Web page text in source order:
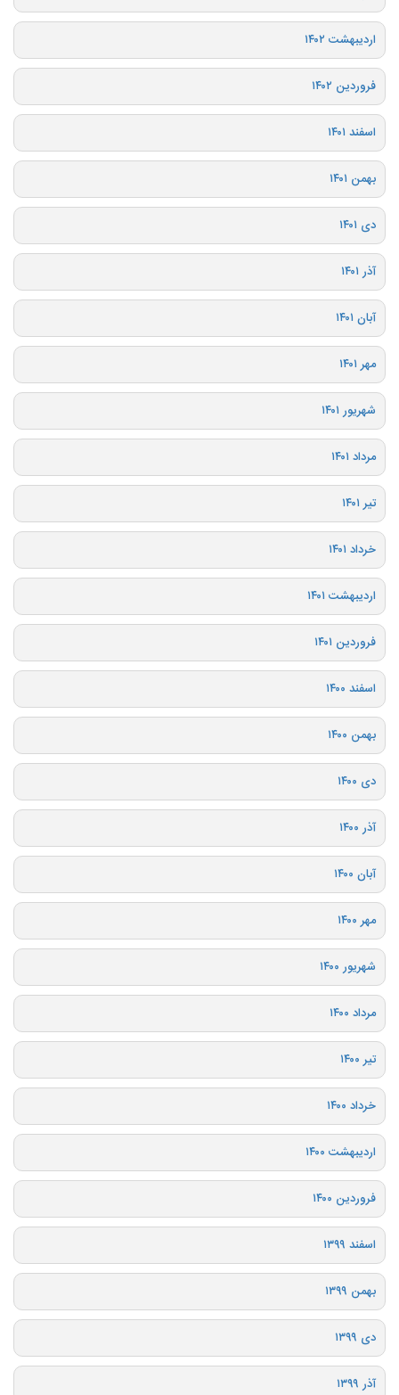
اردیبهشت ۱۴۰۲
فروردین ۱۴۰۲
اسفند ۱۴۰۱
بهمن ۱۴۰۱
دی ۱۴۰۱
آذر ۱۴۰۱
آبان ۱۴۰۱
مهر ۱۴۰۱
شهریور ۱۴۰۱
مرداد ۱۴۰۱
تیر ۱۴۰۱
خرداد ۱۴۰۱
اردیبهشت ۱۴۰۱
فروردین ۱۴۰۱
اسفند ۱۴۰۰
بهمن ۱۴۰۰
دی ۱۴۰۰
آذر ۱۴۰۰
آبان ۱۴۰۰
مهر ۱۴۰۰
شهریور ۱۴۰۰
مرداد ۱۴۰۰
تیر ۱۴۰۰
خرداد ۱۴۰۰
اردیبهشت ۱۴۰۰
فروردین ۱۴۰۰
اسفند ۱۳۹۹
بهمن ۱۳۹۹
دی ۱۳۹۹
آذر ۱۳۹۹